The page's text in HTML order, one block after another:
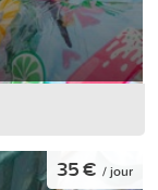
35 € / jour